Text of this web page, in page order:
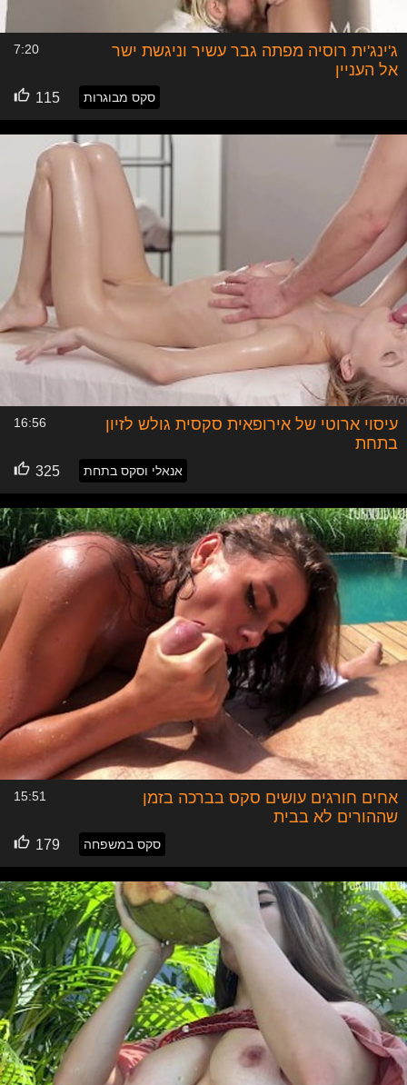
ג'ינג'ית רוסיה מפתה גבר עשיר וניגשת ישר
אל העניין
7:20
סקס מבוגרות 115
עיסוי ארוטי של אירופאית סקסית גולש לזיון
בתחת
16:56
אנאלי וסקס בתחת 325
אחים חורגים עושים סקס בברכה בזמן
שההורים לא בבית
15:51
סקס במשפחה 179